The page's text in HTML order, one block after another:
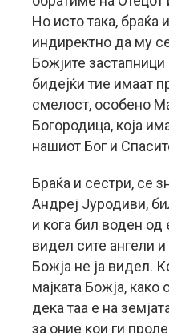
Но исто така, браќа
индиректно да му
Божјите
бидејќи тие имаат
смелост, особено
Богородица, која
нашиот Бог и
Браќа и сестри, се
Андреј Јуродиви,
и кога бил воден од
видел сите ангели
Божја не ја видел.
мајката Божја,
дека таа е на
за оние кои ги